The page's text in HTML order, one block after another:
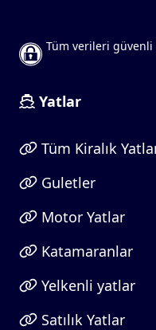
Tüm verileri güvenli
Yatlar
Tüm Kiralık
Guletler
Motor Yatlar
Katamaranlar
Yelkenli yatlar
Satılık Yatlar